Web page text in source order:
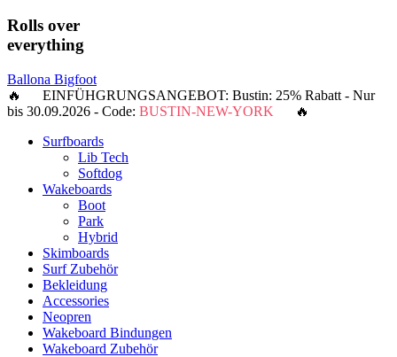
Rolls over
everything
Ballona Bigfoot
🔥 EINFÜHGRUNGSANGEBOT: Bustin: 25% Rabatt - Nur
bis 30.09.2026 - Code: BUSTIN-NEW-YORK 🔥
Surfboards
Lib Tech
Softdog
Wakeboards
Boot
Park
Hybrid
Skimboards
Surf Zubehör
Bekleidung
Accessories
Neopren
Wakeboard Bindungen
Wakeboard Zubehör